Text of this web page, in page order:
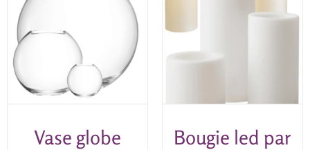
Vase globe
Bougie led par